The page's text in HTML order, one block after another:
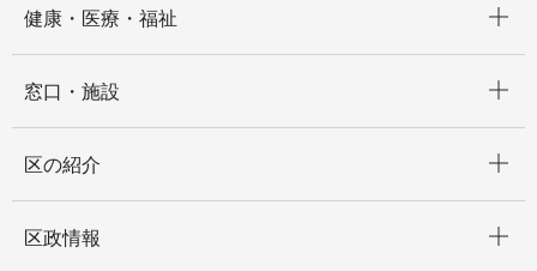
健康・医療・福祉
窓口・施設
区の紹介
区政情報